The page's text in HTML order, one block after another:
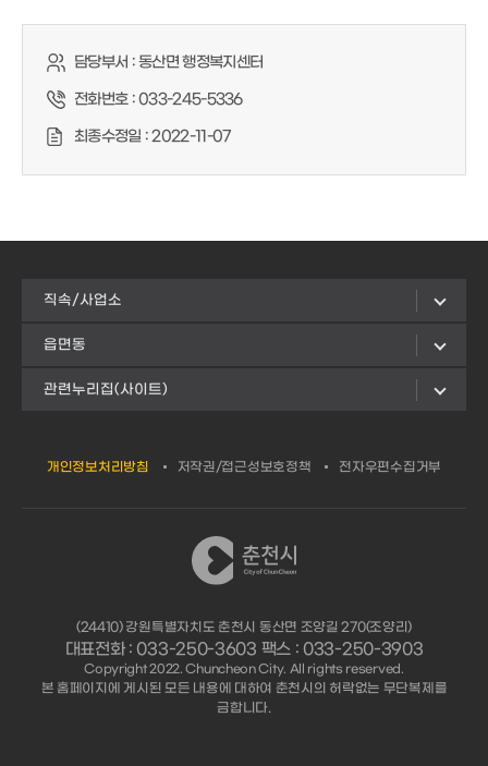
담당부서 :동산면 행정복지센터
전화번호 :033-245-5336
최종수정일 :2022-11-07
직속/사업소
읍면동
관련누리집(사이트)
개인정보처리방침 저작권/접근성보호정책 전자우편수집거부
(24410) 강원특별자치도 춘천시 동산면 조양길 270(조양리)
대표전화 : 033-250-3603 팩스 : 033-250-3903
Copyright 2022. Chuncheon City. All rights reserved.
본 홈페이지에 게시된 모든 내용에 대하여 춘천시의 허락없는 무단복제를
금합니다.